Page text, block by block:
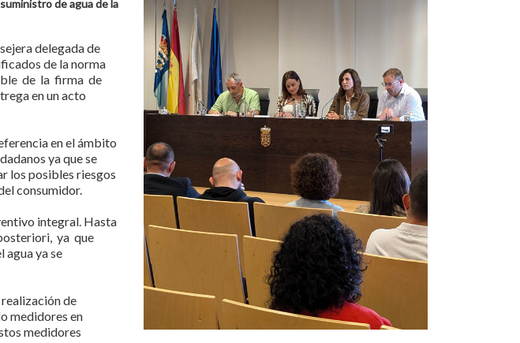
de agua de la
delegada de
de la norma
de la firma de
en un acto
en el ámbito
ya que se
los posibles riesgos
consumidor.
integral. Hasta
ya que
ya se
de
medidores en
medidores